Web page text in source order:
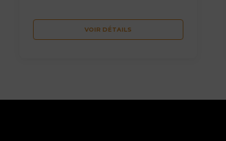
VOIR DÉTAILS